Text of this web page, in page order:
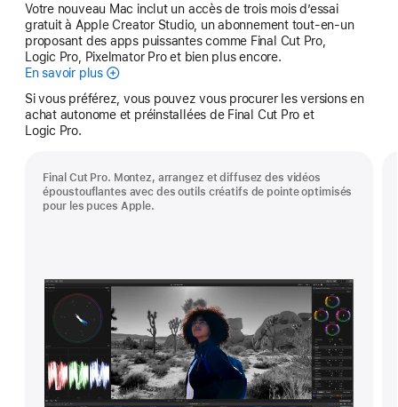
Votre nouveau Mac inclut un accès de trois mois d’essai
gratuit à Apple Creator Studio, un abonnement tout-en-un
proposant des apps puissantes comme Final Cut Pro,
Logic Pro, Pixelmator Pro et bien plus encore.
En savoir plusApple Creator Studio
Si vous préférez, vous pouvez vous procurer les versions en
achat autonome et préinstallées de Final Cut Pro et
Logic Pro.
Final Cut Pro. Montez, arrangez et diffusez des vidéos
époustouflantes avec des outils créatifs de pointe optimisés
pour les puces Apple.